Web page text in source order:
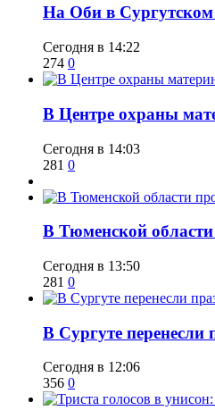
​На Оби в
Сегодня в 14:22
274 0
​В Центре охраны
Сегодня в 14:03
281 0
​В Тюменской
Сегодня в 13:50
281 0
​В Сургуте перенесли
Сегодня в 12:06
356 0